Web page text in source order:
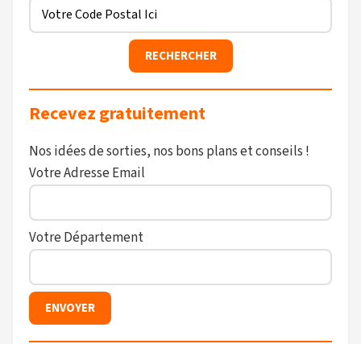
Recevez gratuitement
Nos idées de sorties, nos bons plans et conseils !
Votre Adresse Email
Votre Département